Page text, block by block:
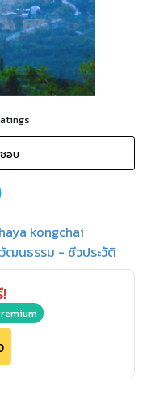
อบ
kongchai
ฒนธรรม - ชีวประวัติ